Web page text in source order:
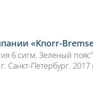
«Knorr-
6 сигм. Зеленый
Санкт-Петербург. 2017